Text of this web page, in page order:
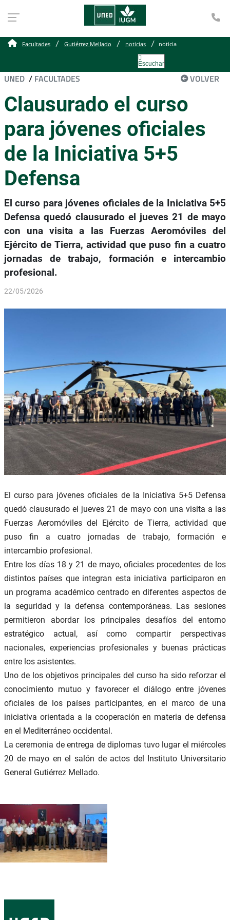
Facultades Gutiérrez Mellado noticias noticia
Escuchar
UNED / FACULTADES VOLVER
Clausurado el curso
para jóvenes oficiales
de la Iniciativa 5+5
Defensa
El curso para jóvenes oficiales de la Iniciativa 5+5
Defensa quedó clausurado el jueves 21 de mayo
con una visita a las Fuerzas Aeromóviles del
Ejército de Tierra, actividad que puso fin a cuatro
jornadas de trabajo, formación e intercambio
profesional.
22/05/2026
El curso para jóvenes oficiales de la Iniciativa 5+5 Defensa
quedó clausurado el jueves 21 de mayo con una visita a las
Fuerzas Aeromóviles del Ejército de Tierra, actividad que
puso fin a cuatro jornadas de trabajo, formación e
intercambio profesional.
Entre los días 18 y 21 de mayo, oficiales procedentes de los
distintos países que integran esta iniciativa participaron en
un programa académico centrado en diferentes aspectos de
la seguridad y la defensa contemporáneas. Las sesiones
permitieron abordar los principales desafíos del entorno
estratégico actual, así como compartir perspectivas
nacionales, experiencias profesionales y buenas prácticas
entre los asistentes.
Uno de los objetivos principales del curso ha sido reforzar el
conocimiento mutuo y favorecer el diálogo entre jóvenes
oficiales de los países participantes, en el marco de una
iniciativa orientada a la cooperación en materia de defensa
en el Mediterráneo occidental.
La ceremonia de entrega de diplomas tuvo lugar el miércoles
20 de mayo en el salón de actos del Instituto Universitario
General Gutiérrez Mellado.